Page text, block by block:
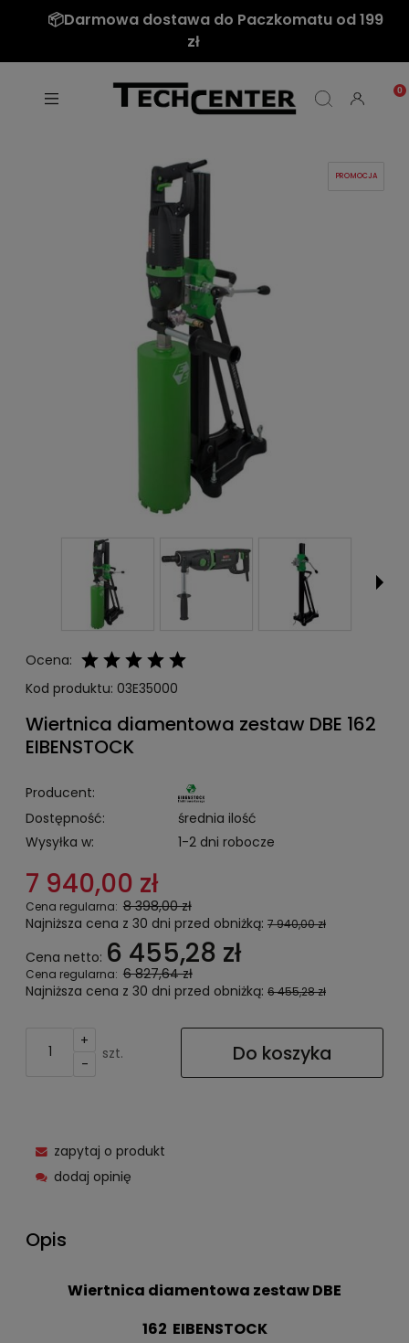
📦Darmowa dostawa do Paczkomatu od 199
zł
PROMOCJA
Ocena:
Kod produktu: 03E35000
Wiertnica diamentowa zestaw DBE 162
EIBENSTOCK
Producent:
Dostępność:
średnia ilość
Wysyłka w:
1-2 dni robocze
7 940,00 zł
Cena regularna: 8 398,00 zł
Najniższa cena z 30 dni przed obniżką: 7 940,00 zł
Cena netto: 6 455,28 zł
Cena regularna: 6 827,64 zł
Najniższa cena z 30 dni przed obniżką: 6 455,28 zł
+
-
szt. Do koszyka
zapytaj o produkt
dodaj opinię
Opis
Wiertnica diamentowa zestaw DBE
162 EIBENSTOCK